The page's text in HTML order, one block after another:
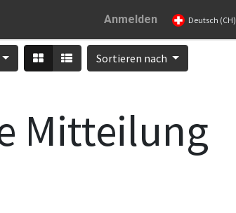
Anmelden Deutsch (CH)
Sortieren nach
Mitteilung